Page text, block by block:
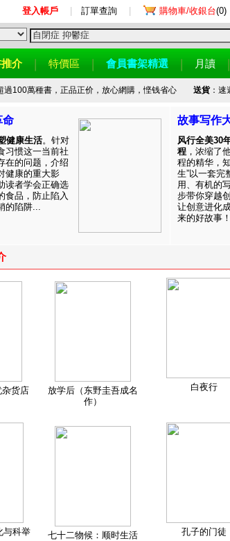
登入帳戶 訂單查詢 購物車/收銀台(0)
介 特價區 會員書架精選 月讀
過100萬種書，正品正价，放心網購，悭钱省心 送貨：速
命
健康生活。针对
习惯这一当前社
在的问题，介绍
健康的重大影
读者学会正确选
食品，防止陷入
的陷阱...
故事写作
风行全美30
程 ，浓缩了
程的精华，
生”以一套完
用、有机的
步带你穿越
让创意进化
来的好故事
货店
放学后（东野圭吾成名
作）
白夜行
与科举 七十二物候：顺时生活 孔子的门徒